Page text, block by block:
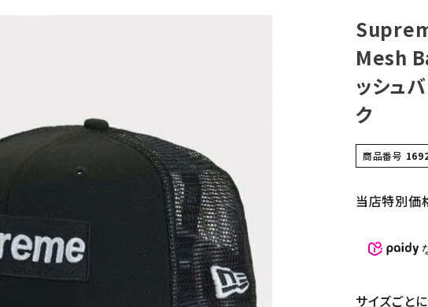
Mesh
ッシュ
ク
商品番号
当店特別価
サイズごと